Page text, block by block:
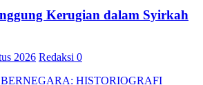
Kerugian dalam Syirkah
2026 Redaksi 0